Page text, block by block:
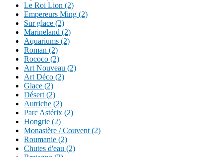
Le Roi Lion (2)
Empereurs Ming (2)
Sur glace (2)
Marineland (2)
Aquariums (2)
Roman (2)
Rococo (2)
Art Nouveau (2)
Art Déco (2)
Glace (2)
Désert (2)
Autriche (2)
Parc Astérix (2)
Hongrie (2)
Monastère / Couvent (2)
Roumanie (2)
Chutes d'eau (2)